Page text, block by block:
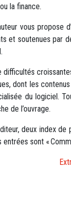
la finance.
vous propose
et soutenues par
dont les
du logiciel.
de l’ouvrage.
deux index
sont «